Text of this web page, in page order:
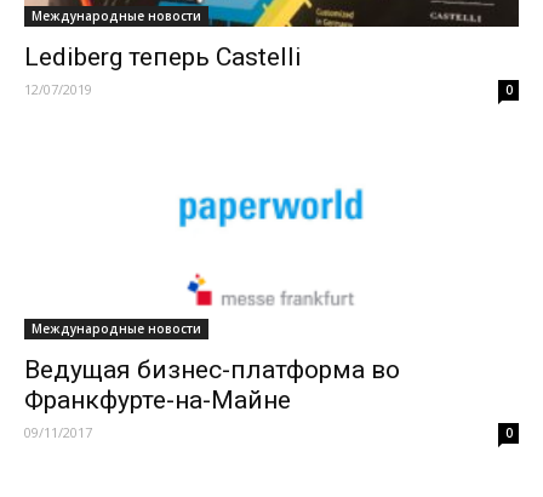
Международные новости
Lediberg теперь Castelli
12/07/2019 0
Международные новости
Ведущая бизнес-платформа во
Франкфурте-на-Майне
09/11/2017 0